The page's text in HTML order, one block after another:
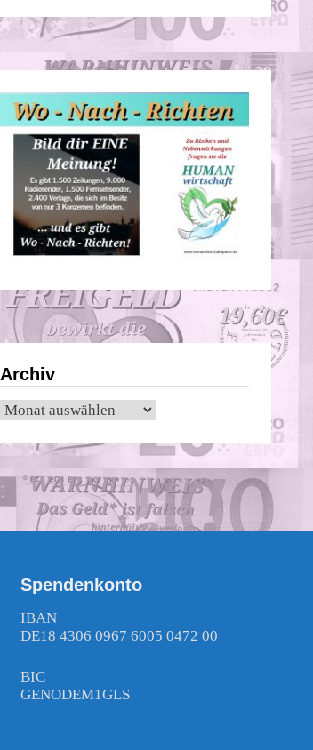
Archiv
Archiv
Spendenkonto
IBAN
DE18 4306 0967 6005 0472 00
BIC
GENODEM1GLS